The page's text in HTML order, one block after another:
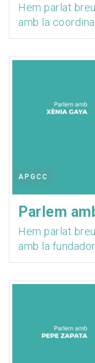
Hem parlat
amb la
APGCC
Parlem
Hem parlat
amb la